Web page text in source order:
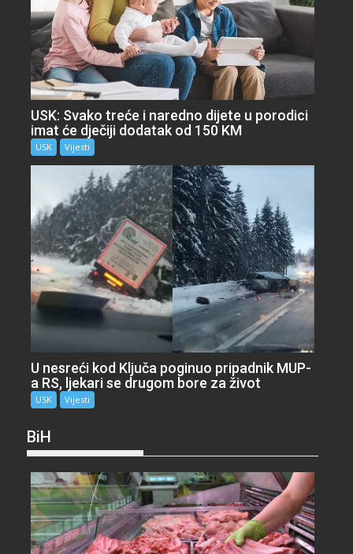
USK: Svako treće i naredno dijete u porodici
imat će dječiji dodatak od 150 KM
USK Vijesti
U nesreći kod Ključa poginuo pripadnik MUP-
a RS, ljekari se drugom bore za život
USK Vijesti
BiH